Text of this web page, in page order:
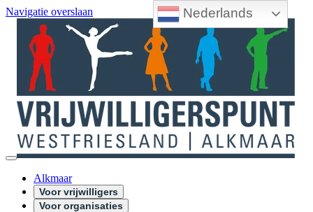
Nederlands
Navigatie overslaan
Alkmaar
Voor vrijwilligers
Voor organisaties